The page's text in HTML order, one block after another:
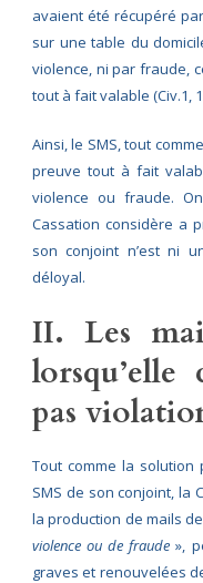
avaient été récupéré
sur une table du
violence, ni par fraude,
tout à fait valable (Civ.1,
Ainsi, le SMS, tout
preuve tout à fait
violence ou fraude.
Cassation considère a
son conjoint n’est ni
déloyal.
II. Les
lorsqu’elle
pas
Tout comme la
SMS de son conjoint, la
la production de mails
violence ou de fraude»,
graves et renouvelées